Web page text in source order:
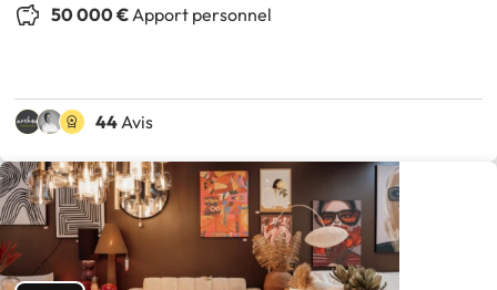
50 000 €Apport personnel
44 Avis